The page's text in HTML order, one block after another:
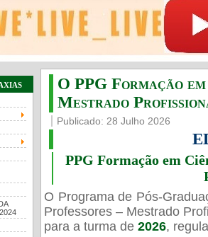
O PPG Formação
Mestrado
Publicado: 28 Julho 2026
PPG Formação em
O Programa de Pós-
Professores – Mestrado
para a turma de 2026,